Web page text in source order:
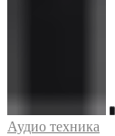
Аудио техника